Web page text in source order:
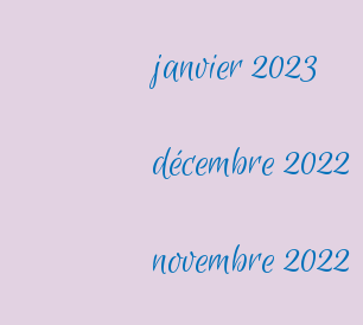
janvier 2023
décembre 2022
novembre 2022